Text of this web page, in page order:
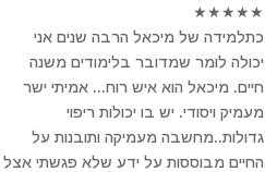
★
★
★
★
★
כתלמידה של מיכאל הרבה שנים אני
יכולה לומר שמדובר בלימודים משנה
חיים. מיכאל הוא איש רוח... אמיתי ישר
מעמיק ויסודי. יש בו יכולות ריפוי
גדולות..מחשבה מעמיקה ותובנות על
החיים מבוססות על ידע שלא פגשתי אצל